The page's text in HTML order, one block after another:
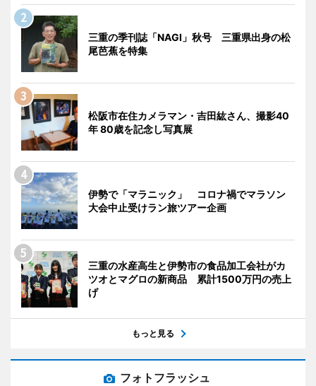
三重の季刊誌「NAGI」秋号 三重県出身の松
尾芭蕉を特集
松阪市在住カメラマン・吉田紘さん、撮影40
年 80歳を記念し写真展
伊勢で「マラニック」 コロナ禍でマラソン
大会中止受けラン旅ツアー企画
三重の水産高生と伊勢市の食品加工会社がカ
ツオとマグロの新商品 累計1500万円の売上
げ
もっと見る
フォトフラッシュ